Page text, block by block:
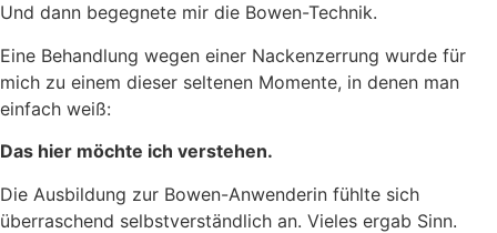
Und dann begegnete mir die Bowen-Technik.
Eine Behandlung wegen einer Nackenzerrung wurde für
mich zu einem dieser seltenen Momente, in denen man
einfach weiß:
Das hier möchte ich verstehen.
Die Ausbildung zur Bowen-Anwenderin fühlte sich
überraschend selbstverständlich an. Vieles ergab Sinn.